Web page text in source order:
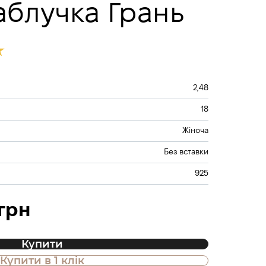
Грань
2,48
18
Жіноча
Без вставки
925
Купити
Купити в 1 клік